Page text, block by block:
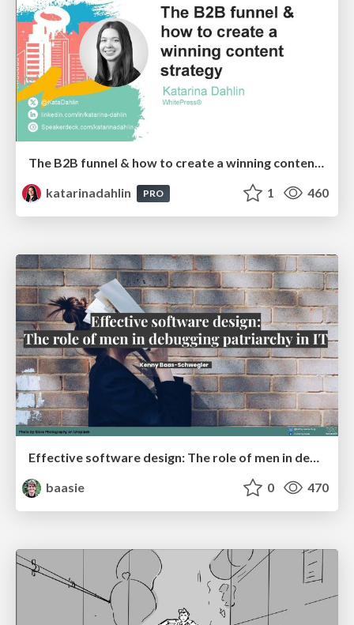
The B2B funnel & how to create a winning content strategy
katarinadahlin
PRO 1 460
baasie
0 470